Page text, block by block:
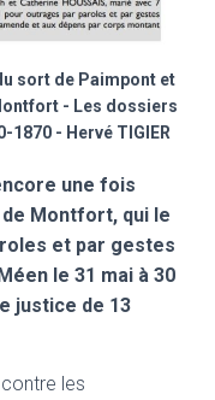
sort de Paimpont et
- Les dossiers
- Hervé TIGIER
une fois
Montfort, qui le
et par gestes
le 31 mai à 30
justice de 13
les